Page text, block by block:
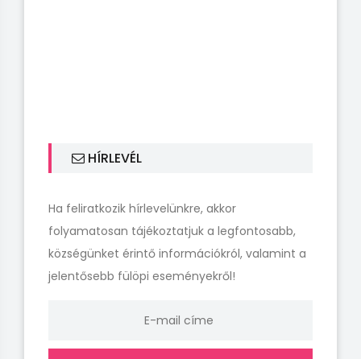
HÍRLEVÉL
Ha feliratkozik hírlevelünkre, akkor
folyamatosan tájékoztatjuk a legfontosabb,
községünket érintő információkról, valamint a
jelentősebb fülöpi eseményekről!